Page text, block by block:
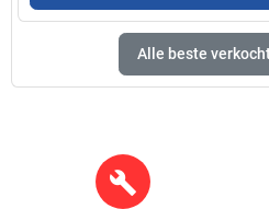
Alle beste
build